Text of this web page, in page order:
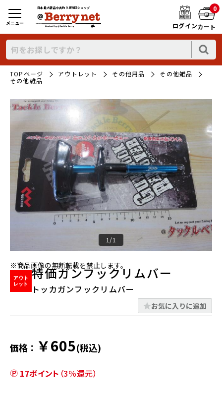
日本最大新品中古釣り具WEBショップ
ログイン
0
カート
メニュー
TOPページ アウトレット その他用品
その他雑品
その他雑品
1/1
※商品画像の無断転載を禁止します。
特価ガンフックリムバー
トッカガンフックリムバー
お気に入りに追加
価格： ￥605(税込)
17ポイント （3％還元）